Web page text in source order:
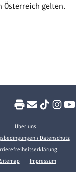
Österreich gelten.
Über uns
/ Datenschutz
Sitemap
Impressum